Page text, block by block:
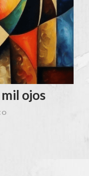
ojos